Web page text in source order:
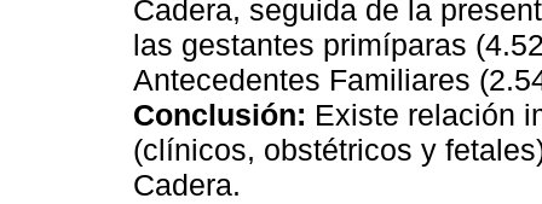
Cadera, seguida de la
las gestantes primíparas
Antecedentes Familiares
Conclusión: Existe relación
(clínicos, obstétricos y
Cadera.